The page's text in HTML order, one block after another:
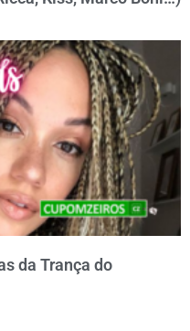
da Trança do